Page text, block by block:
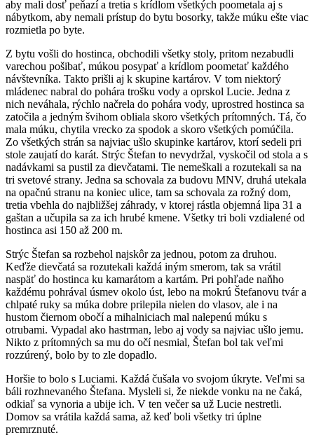
aby mali dosť peňazí a tretia s krídlom všetkých poometala aj s
nábytkom, aby nemali prístup do bytu bosorky, takže múku ešte viac
rozmietla po byte.
Z bytu vošli do hostinca, obchodili všetky stoly, pritom nezabudli
varechou pošibať, múkou posypať a krídlom poometať každého
návštevníka. Takto prišli aj k skupine kartárov. V tom niektorý
mládenec nabral do pohára trošku vody a oprskol Lucie. Jedna z
nich neváhala, rýchlo načrela do pohára vody, uprostred hostinca sa
zatočila a jedným švihom obliala skoro všetkých prítomných. Tá, čo
mala múku, chytila vrecko za spodok a skoro všetkých pomúčila.
Zo všetkých strán sa najviac ušlo skupinke kartárov, ktorí sedeli pri
stole zaujatí do karát. Strýc Štefan to nevydržal, vyskočil od stola a s
nadávkami sa pustil za dievčatami. Tie nemeškali a rozutekali sa na
tri svetové strany. Jedna sa schovala za budovu MNV, druhá utekala
na opačnú stranu na koniec ulice, tam sa schovala za rožný dom,
tretia vbehla do najbližšej záhrady, v ktorej rástla objemná lipa 31 a
gaštan a učupila sa za ich hrubé kmene. Všetky tri boli vzdialené od
hostinca asi 150 až 200 m.
Strýc Štefan sa rozbehol najskôr za jednou, potom za druhou.
Keďže dievčatá sa rozutekali každá iným smerom, tak sa vrátil
naspäť do hostinca ku kamarátom a kartám. Pri pohľade naňho
každému pohrával úsmev okolo úst, lebo na mokrú Štefanovu tvár a
chlpaté ruky sa múka dobre prilepila nielen do vlasov, ale i na
hustom čiernom obočí a mihalniciach mal nalepenú múku s
otrubami. Vypadal ako hastrman, lebo aj vody sa najviac ušlo jemu.
Nikto z prítomných sa mu do očí nesmial, Štefan bol tak veľmi
rozzúrený, bolo by to zle dopadlo.
Horšie to bolo s Luciami. Každá čušala vo svojom úkryte. Veľmi sa
báli rozhnevaného Štefana. Mysleli si, že niekde vonku na ne čaká,
odkiaľ sa vynoria a ubije ich. V ten večer sa už Lucie nestretli.
Domov sa vrátila každá sama, až keď boli všetky tri úplne
premrznuté.